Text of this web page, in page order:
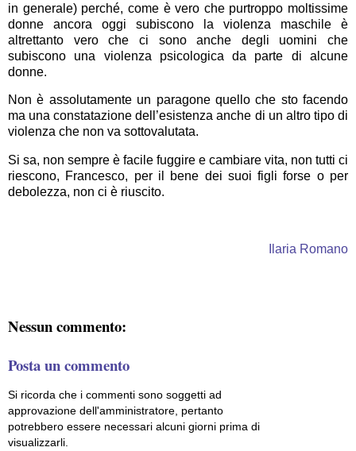
in generale) perché, come è vero che purtroppo moltissime
donne ancora oggi subiscono la violenza maschile è
altrettanto vero che ci sono anche degli uomini che
subiscono una violenza psicologica da parte di alcune
donne.
Non è assolutamente un paragone quello che sto facendo
ma una constatazione dell’esistenza anche di un altro tipo di
violenza che non va sottovalutata.
Si sa, non sempre è facile fuggire e cambiare vita, non tutti ci
riescono, Francesco, per il bene dei suoi figli forse o per
debolezza, non ci è riuscito.
Ilaria Romano
Nessun commento:
Posta un commento
Si ricorda che i commenti sono soggetti ad
approvazione dell'amministratore, pertanto
potrebbero essere necessari alcuni giorni prima di
visualizzarli.